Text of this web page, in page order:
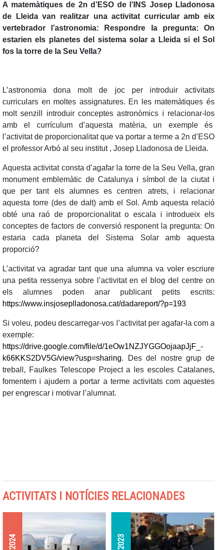
A matemàtiques de 2n d’ESO de l’INS Josep Lladonosa
de Lleida van realitzar una activitat curricular amb eix
vertebrador l’astronomia: Respondre la pregunta: On
estarien els planetes del sistema solar a Lleida si el Sol
fos la torre de la Seu Vella?
L’astronomia dona molt de joc per introduir activitats
curriculars en moltes assignatures. En les matemàtiques és
molt senzill introduir conceptes astronòmics i relacionar-los
amb el currículum d’aquesta matèria, un exemple és
l’activitat de proporcionalitat que va portar a terme a 2n d’ESO
el professor Arbó al seu institut , Josep Lladonosa de Lleida.
Aquesta activitat consta d’agafar la torre de la Seu Vella, gran
monument emblemàtic de Catalunya i símbol de la ciutat i
que per tant els alumnes es centren atrets, i relacionar
aquesta torre (des de dalt) amb el Sol. Amb aquesta relació
obté una raó de proporcionalitat o escala i introdueix els
conceptes de factors de conversió responent la pregunta: On
estaria cada planeta del Sistema Solar amb aquesta
proporció?
L’activitat va agradar tant que una alumna va voler escriure
una petita ressenya sobre l’activitat en el blog del centre on
els alumnes poden anar publicant petits escrits:
https://www.insjoseplladonosa.cat/dadareport/?p=193
Si voleu, podeu descarregar-vos l’activitat per agafar-la com a
exemple:
https://drive.google.com/file/d/1eOw1NZJYGGOojaapJjF_-
k66KKS2DV5G/view?usp=sharing. Des del nostre grup de
treball, Faulkes Telescope Project a les escoles Catalanes,
fomentem i ajudem a portar a terme activitats com aquestes
per engrescar i motivar l’alumnat.
ACTIVITATS I NOTÍCIES RELACIONADES